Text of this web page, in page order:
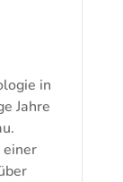
in
Jahre